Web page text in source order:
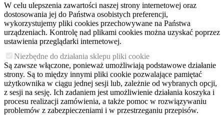
W celu ulepszenia zawartości naszej strony internetowej oraz
dostosowania jej do Państwa osobistych preferencji,
wykorzystujemy pliki cookies przechowywane na Państwa
urządzeniach. Kontrolę nad plikami cookies można uzyskać poprzez
ustawienia przeglądarki internetowej.
Niezbędne do działania sklepu pliki cookie
Są zawsze włączone, ponieważ umożliwiają podstawowe działanie
strony. Są to między innymi pliki cookie pozwalające pamiętać
użytkownika w ciągu jednej sesji lub, zależnie od wybranych opcji,
z sesji na sesję. Ich zadaniem jest umożliwienie działania koszyka i
procesu realizacji zamówienia, a także pomoc w rozwiązywaniu
problemów z zabezpieczeniami i w przestrzeganiu przepisów.